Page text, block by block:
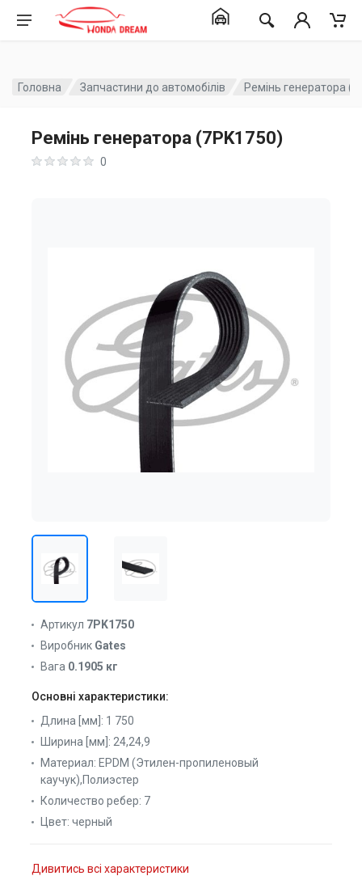
Головна Запчастини до автомобілів Ремінь генератора
Ремінь генератора (7PK1750)
0
Артикул 7PK1750
Виробник Gates
Вага 0.1905 кг
Основні характеристики:
Длина [мм]: 1 750
Ширина [мм]: 24,24,9
Материал: EPDM (Этилен-пропиленовый
каучук),Полиэстер
Количество ребер: 7
Цвет: черный
Дивитись всі характеристики